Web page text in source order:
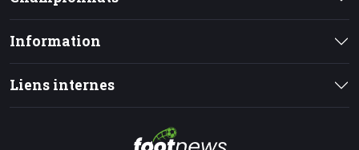
Information
Liens internes